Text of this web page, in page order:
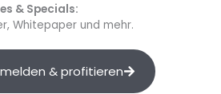
zahlreichen Gastronomie- und
das Hotel zu einemidealen
, die sowohl geschäftliche
Erkundungen verbinden
unterstreicht somit die strategische
& Specials:
Whitepaper und mehr.
& profitieren